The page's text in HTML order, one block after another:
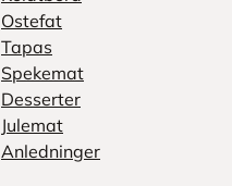
Ostefat
Tapas
Spekemat
Desserter
Julemat
Anledninger